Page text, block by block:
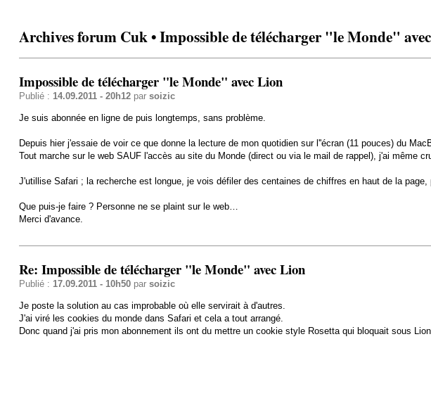
Archives forum Cuk • Impossible de télécharger "le Monde"
Impossible de télécharger "le Monde" avec Lion
Publié : 14.09.2011 - 20h12par soizic
Je suis abonnée en ligne de puis longtemps, sans problème.
Depuis hier j'essaie de voir ce que donne la lecture de mon quotidien sur l''écran (11 pouces) du
Tout marche sur le web SAUF l'accès au site du Monde (direct ou via le mail de rappel), j'ai même
J'utillise Safari ; la recherche est longue, je vois défiler des centaines de chiffres en haut de la
Que puis-je faire ? Personne ne se plaint sur le web…
Merci d'avance.
Re: Impossible de télécharger "le Monde" avec Lion
Publié : 17.09.2011 - 10h50par soizic
Je poste la solution au cas improbable où elle servirait à d'autres.
J'ai viré les cookies du monde dans Safari et cela a tout arrangé.
Donc quand j'ai pris mon abonnement ils ont du mettre un cookie style Rosetta qui bloquait sous Lion.